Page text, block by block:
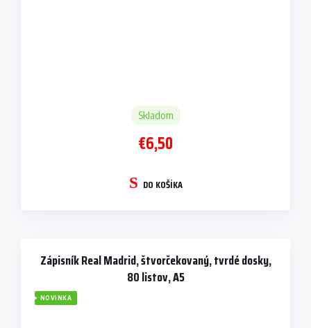
Skladom
€6,50
DO KOŠÍKA
Zápisník Real Madrid, štvorčekovaný, tvrdé dosky,
80 listov, A5
NOVINKA